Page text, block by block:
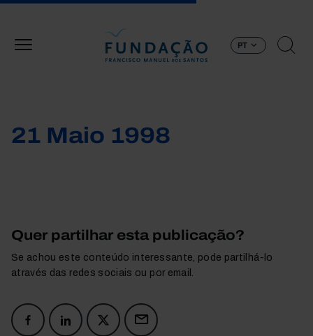
PT
21 Maio 1998
Quer partilhar esta publicação?
Se achou este conteúdo interessante, pode partilhá-lo
através das redes sociais ou por email.